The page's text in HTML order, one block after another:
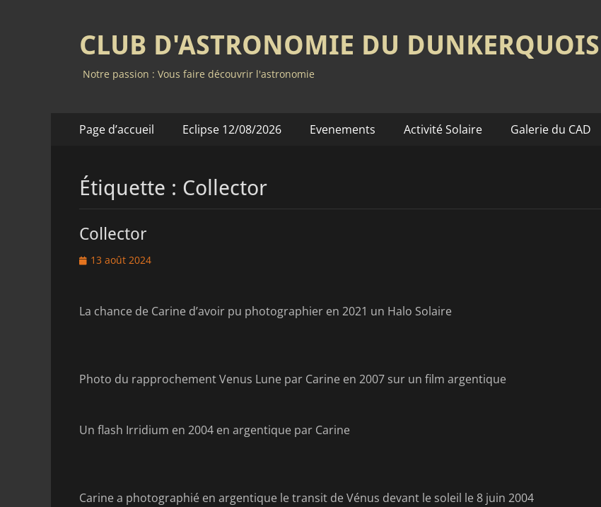
CLUB D'ASTRONOMIE DU DUNKERQUOIS
Notre passion : Vous faire découvrir l'astronomie
Menu
Page d’accueil Eclipse 12/08/2026 Evenements Activité Solaire Galerie du CAD
Étiquette : Collector
Collector
Posted
13 août 2024
La chance de Carine d’avoir pu photographier en 2021 un Halo Solaire
Photo du rapprochement Venus Lune par Carine en 2007 sur un film argentique
Un flash Irridium en 2004 en argentique par Carine
Carine a photographié en argentique le transit de Vénus devant le soleil le 8 juin 2004